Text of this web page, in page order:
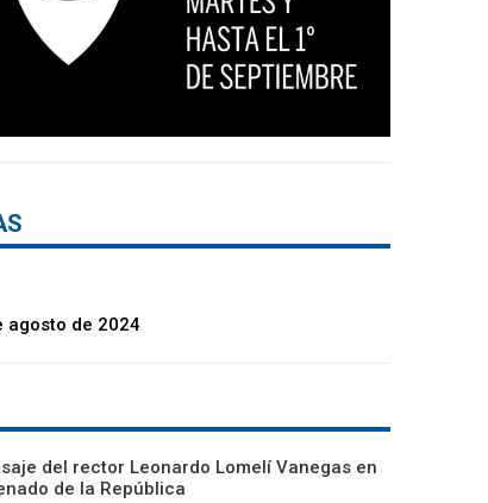
agosto de 2024
del rector Leonardo Lomelí Vanegas en
de la República